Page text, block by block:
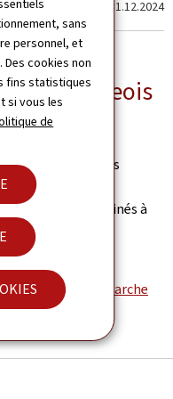
sans
personnel, et
cookies non
fins statistiques
si vous les
de
modification le 31.12.2024
et des
documents destinés à
pays étranger
référer à la
démarche